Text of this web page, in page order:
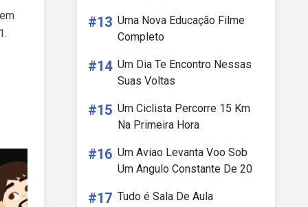
#13 Uma Nova Educação Filme
Completo
#14 Um Dia Te Encontro Nessas
Suas Voltas
#15 Um Ciclista Percorre 15 Km
Na Primeira Hora
#16 Um Aviao Levanta Voo Sob
Um Angulo Constante De 20
#17 Tudo é Sala De Aula